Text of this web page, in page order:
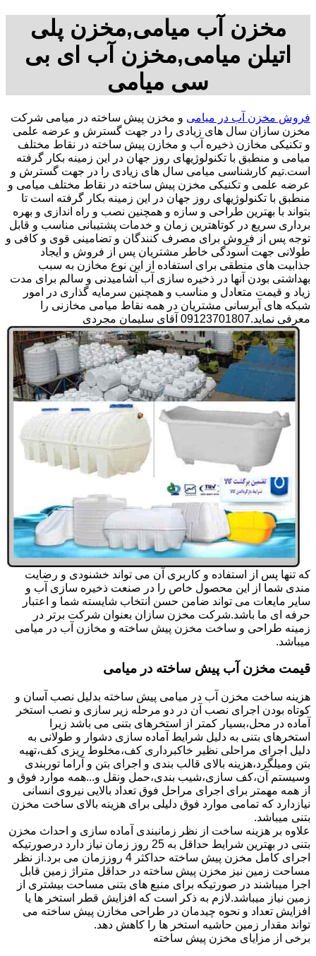
مخزن آب میامی,مخزن پلی
اتیلن میامی,مخزن آب ای بی
سی میامی
فروش مخزن آب در میامی و مخزن پیش ساخته در میامی شرکت
مخزن سازان سال های زیادی را در جهت گسترش و عرضه علمی
و تکنیکی مخازن ذخیره آب و مخازن پیش ساخته در نقاط مختلف
میامی و منطبق با تکنولوژیهای روز جهان در این زمینه بکار گرفته
است.تیم کارشناسی میامی سال های زیادی را در جهت گسترش و
عرضه علمی و تکنیکی مخزن پیش ساخته در نقاط مختلف میامی و
منطبق با تکنولوژیهای روز جهان در این زمینه بکار گرفته است تا
بتواند با بهترین طراحی و سازه و همچنین نصب و راه اندازی و بهره
برداری سریع در کوتاهترین زمان و خدمات پشتیبانی مناسب و قابل
توجه پس از فروش برای مصرف کنندگان و تضامینی قوی و کافی و
طولانی جهت آسودگی خاطر مشتریان پس از فروش و ایجاد
جذابیت های منطقی برای استفاده از این نوع مخازن به سبب
بهداشتی بودن آنها در ذخیره سازی آب آشامیدنی و سالم برای مدت
زیاد و قیمت متعادل و مناسب و همچنین سرمایه گذاری در امور
شبکه های آبرسانی مشتریان در همه نقاط میامی مخازنی را
معرفی نماید.09123701807 آقای سلیمان مجردی
که تنها پس از استفاده و کاربری آن می تواند خشنودی و رضایت
مندی شما از این محصول خاص را در صنعت ذخیره سازی آب و
سایر مایعات می تواند ضامن حسن انتخاب شایسته شما و اعتبار
حرفه ای ما باشد.شرکت مخزن سازان بعنوان شرکت برتر در
زمینه طراحی و ساخت مخزن پیش ساخته و مخازن آب در میامی
میباشد.
قیمت مخزن آب پیش ساخته در میامی
هزینه ساخت مخزن آب در میامی پیش ساخته بدلیل نصب آسان و
کوتاه بودن اجرای نصب آن در دو مرحله زیر سازی و نصب استخر
آماده در محل،بسیار کمتر از استخرهای بتنی می باشد زیرا
استخرهای بتنی به دلیل شرایط آماده سازی دشوار و طولانی به
دلیل اجرای مراحلی نظیر خاکبرداری کف،مخلوط ریزی کف،تهیه
بتن ومیلگرد،هزینه بالای قالب بندی و اجرای بتن و آراما توربندی
وسیستم آن،کف سازی،شیب بندی،حمل ونقل و...همه موارد فوق و
از همه مهمتر برای اجرای مراحل فوق تعداد بالایی نیروی انسانی
نیازدارد که تمامی موارد فوق دلیلی برای هزینه بالای ساخت مخزن
بتنی میباشد.
علاوه بر هزینه ساخت از نظر زمانبندی آماده سازی و احداث مخزن
بتنی در بهترین شرایط حداقل به 25 روز زمان نیاز دارد درصورتیکه
اجرای کامل مخزن پیش ساخته حداکثر 4 روززمان می برد.از نظر
مساحت زمین نیز مخزن پیش ساخته در حداقل متراژ زمین قابل
اجرا میباشند در صورتیکه برای منبع های بتنی مساحت بیشتری از
زمین نیاز میباشد.لازم به ذکر است که افزایش قطر استخر ها یا
افزایش تعداد و نحوه چیدمان در طراحی مخازن پیش ساخته می
تواند مقدار زمین حاشیه استخر ها را کاهش دهد.
برخی از مزایای مخزن پیش ساخته